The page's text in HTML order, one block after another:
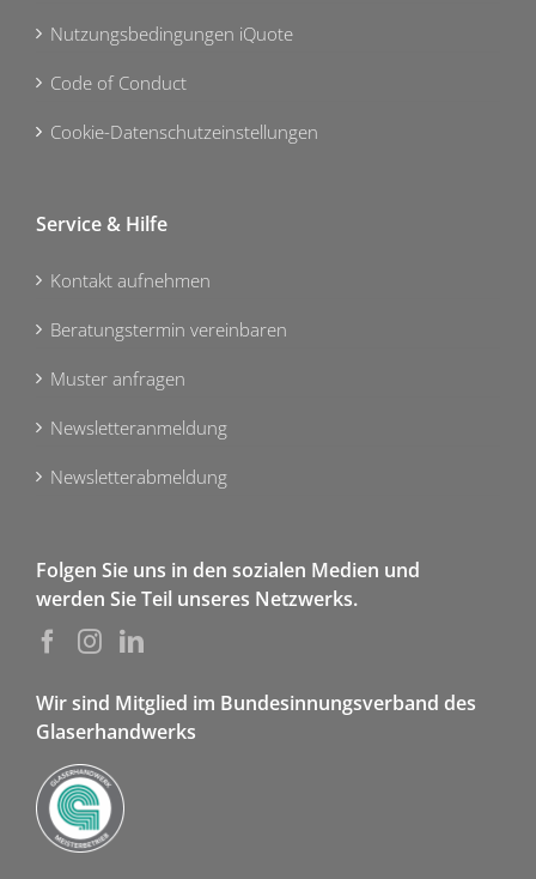
Nutzungsbedingungen iQuote
Code of Conduct
Cookie-Datenschutzeinstellungen
Service & Hilfe
Kontakt aufnehmen
Beratungstermin vereinbaren
Muster anfragen
Newsletteranmeldung
Newsletterabmeldung
Folgen Sie uns in den sozialen Medien und
werden Sie Teil unseres Netzwerks.
Wir sind Mitglied im Bundesinnungsverband des
Glaserhandwerks